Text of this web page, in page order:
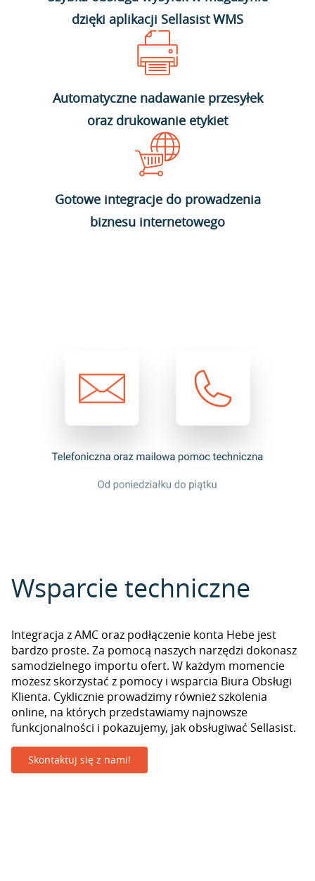
dzięki aplikacji Sellasist WMS
Automatyczne nadawanie przesyłek
oraz drukowanie etykiet
Gotowe integracje do prowadzenia
biznesu internetowego
Wsparcie techniczne
Integracja z AMC oraz podłączenie konta Hebe jest
bardzo proste. Za pomocą naszych narzędzi dokonasz
samodzielnego importu ofert. W każdym momencie
możesz skorzystać z pomocy i wsparcia Biura Obsługi
Klienta. Cyklicznie prowadzimy również szkolenia
online, na których przedstawiamy najnowsze
funkcjonalności i pokazujemy, jak obsługiwać Sellasist.
Skontaktuj się z nami!